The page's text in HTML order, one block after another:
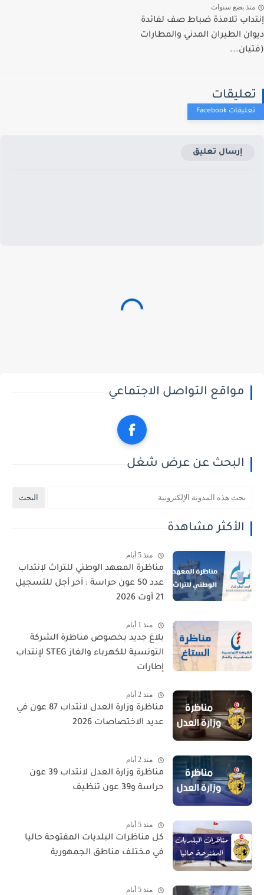
بضع سنوات
تلامذة ضباط صف لفائدة
الطيران المدني والمطارات
إرسال تعليق
مواقع التواصل الاجتماعي
البحث عن عرض شغل
الأكثر مشاهدة
منذ 5 أيام
مناظرة المعهد الوطني للتراث لإنتداب
عدد 50 عون حراسة : آخر أجل للتسجيل
21 أوت 2026
منذ 1 أيام
بلاغ جديد بخصوص مناظرة الشركة
التونسية للكهرباء والغاز STEG لإنتداب
إطارات
منذ 2 أيام
مناظرة وزارة العدل لانتداب 87 عون في
عديد الاختصاصات 2026
منذ 2 أيام
مناظرة وزارة العدل لانتداب 39 عون
حراسة و39 عون تنظيف
منذ 5 أيام
كل مناظرات البلديات المفتوحة حاليا
في مختلف مناطق الجمهورية
منذ 5 أيام